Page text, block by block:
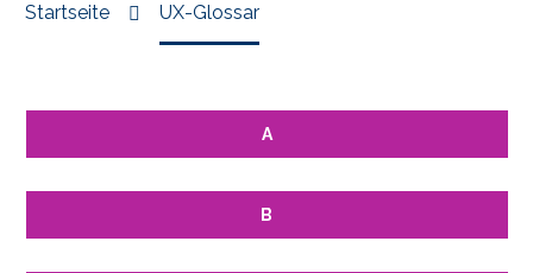
Startseite UX-Glossar
A
B